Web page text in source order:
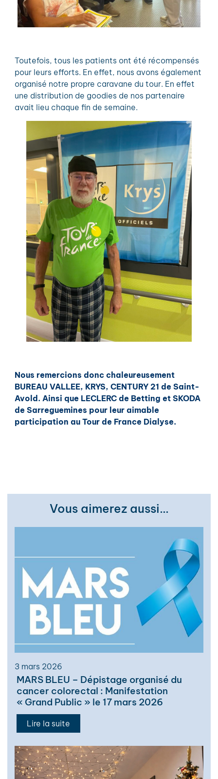
Toutefois, tous les patients ont été récompensés
pour leurs efforts. En effet, nous avons également
organisé notre propre caravane du tour. En effet
une distribution de goodies de nos partenaire
avait lieu chaque fin de semaine.
Nous remercions donc chaleureusement
BUREAU VALLEE, KRYS, CENTURY 21 de Saint-
Avold. Ainsi que LECLERC de Betting et SKODA
de Sarreguemines pour leur aimable
participation au Tour de France Dialyse.
Vous aimerez aussi…
3 mars 2026
MARS BLEU – Dépistage organisé du
cancer colorectal : Manifestation
« Grand Public » le 17 mars 2026
Lire la suite